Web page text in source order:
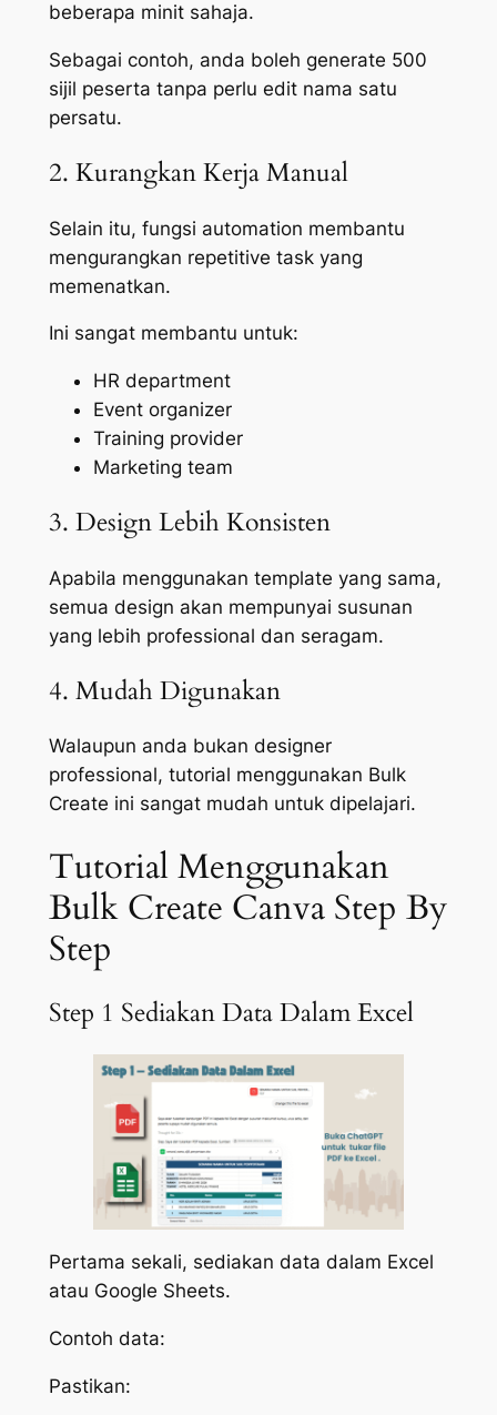
beberapa minit sahaja.
Sebagai contoh, anda boleh generate 500
sijil peserta tanpa perlu edit nama satu
persatu.
2. Kurangkan Kerja Manual
Selain itu, fungsi automation membantu
mengurangkan repetitive task yang
memenatkan.
Ini sangat membantu untuk:
HR department
Event organizer
Training provider
Marketing team
3. Design Lebih Konsisten
Apabila menggunakan template yang sama,
semua design akan mempunyai susunan
yang lebih professional dan seragam.
4. Mudah Digunakan
Walaupun anda bukan designer
professional, tutorial menggunakan Bulk
Create ini sangat mudah untuk dipelajari.
Tutorial Menggunakan
Bulk Create Canva Step By
Step
Step 1 Sediakan Data Dalam Excel
Pertama sekali, sediakan data dalam Excel
atau Google Sheets.
Contoh data:
Pastikan: